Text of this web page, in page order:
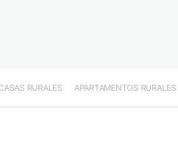
RURALES APARTAMENTOS RURALES